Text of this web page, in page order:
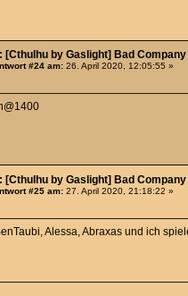
[Cthulhu by Gaslight] Bad
#24 am: 26. April 2020, 12:05:55 »
[Cthulhu by Gaslight] Bad
#25 am: 27. April 2020, 21:18:22 »
Alessa, Abraxas und ich